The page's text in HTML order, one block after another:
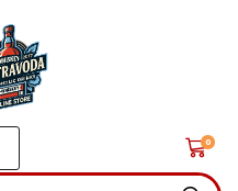
0